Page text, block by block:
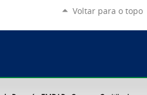
Voltar para o topo